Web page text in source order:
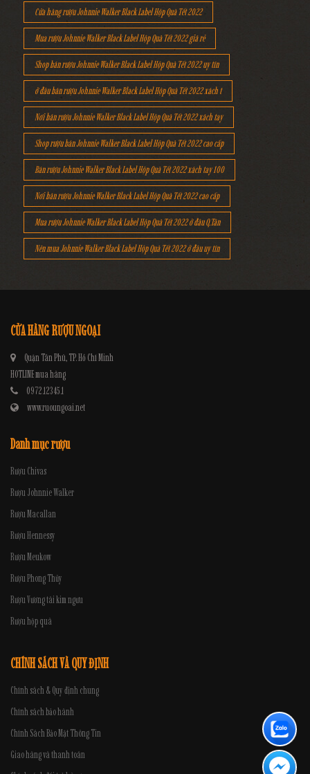
Cửa hàng rượu Johnnie Walker Black Label Hộp Quà Tết 2022
Mua rượu Johnnie Walker Black Label Hộp Quà Tết 2022 giá rẻ
Shop bán rượu Johnnie Walker Black Label Hộp Quà Tết 2022 uy tín
ở đâu bán rượu Johnnie Walker Black Label Hộp Quà Tết 2022 xách t
Nơi bán rượu Johnnie Walker Black Label Hộp Quà Tết 2022 xách tay
Shop rượu bán Johnnie Walker Black Label Hộp Quà Tết 2022 cao cấp
Bán rượu Johnnie Walker Black Label Hộp Quà Tết 2022 xách tay 100
Nơi bán rượu Johnnie Walker Black Label Hộp Quà Tết 2022 cao cấp
Mua rượu Johnnie Walker Black Label Hộp Quà Tết 2022 ở đâu Q.Tân
Nên mua Johnnie Walker Black Label Hộp Quà Tết 2022 ở đâu uy tín
CỬA HÀNG RƯỢU NGOẠI
Quận Tân Phú, TP. Hồ Chí Minh
HOTLINE mua hàng
0972.12345.1
www.ruoungoai.net
Danh mục rượu
Rượu Chivas
Rượu Johnnie Walker
Rượu Macallan
Rượu Hennessy
Rượu Meukow
Rượu Phong Thủy
Rượu Vương tài kim ngưu
Rượu hộp quà
CHÍNH SÁCH VÀ QUY ĐỊNH
Chính sách & Quy định chung
Chính sách bảo hành
Chính Sách Bảo Mật Thông Tin
Giao hàng và thanh toán